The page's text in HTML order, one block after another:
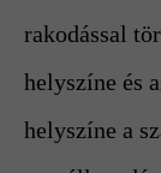
rakodással
helyszíne és
helyszíne a